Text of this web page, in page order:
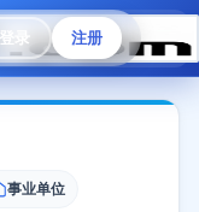
登录 注册
心 会员专区
事业单位